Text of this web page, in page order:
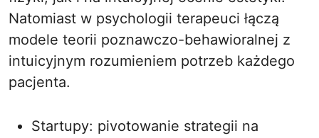
Natomiast w psychologii terapeuci łączą
modele teorii poznawczo-behawioralnej z
intuicyjnym rozumieniem potrzeb każdego
pacjenta.
Startupy: pivotowanie strategii na